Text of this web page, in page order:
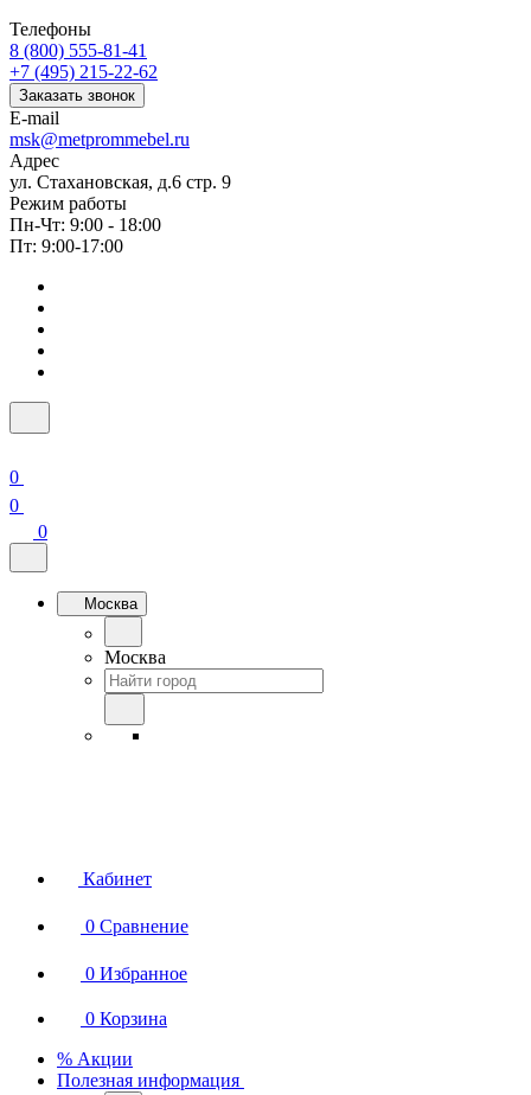
Телефоны
8 (800) 555-81-41
+7 (495) 215-22-62
Заказать звонок
E-mail
msk@metprommebel.ru
Адрес
ул. Стахановская, д.6 стр. 9
Режим работы
Пн-Чт: 9:00 - 18:00
Пт: 9:00-17:00
0
0
0
Москва
Москва
Кабинет
0 Сравнение
0 Избранное
0 Корзина
% Акции
Полезная информация